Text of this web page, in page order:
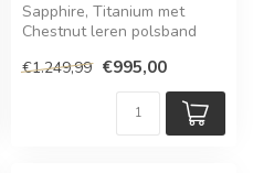
Sapphire, Titanium met
Chestnut leren polsband
€1.249,99 €995,00